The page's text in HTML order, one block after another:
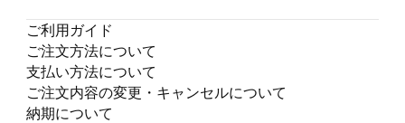
ご利用ガイド
ご注文方法について
支払い方法について
ご注文内容の変更・キャンセルについて
納期について